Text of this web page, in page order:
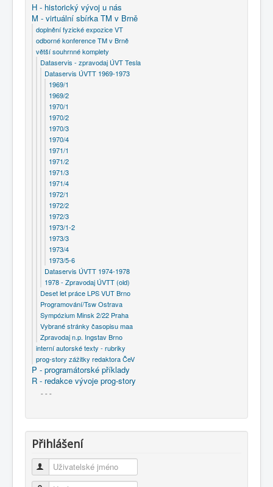
H - historický vývoj u nás
M - virtuální sbírka TM v Brně
doplnění fyzické expozice VT
odborné konference TM v Brně
větší souhrnné komplety
Dataservis - zpravodaj ÚVT Tesla
Dataservis ÚVTT 1969-1973
1969/1
1969/2
1970/1
1970/2
1970/3
1970/4
1971/1
1971/2
1971/3
1971/4
1972/1
1972/2
1972/3
1973/1-2
1973/3
1973/4
1973/5-6
Dataservis ÚVTT 1974-1978
1978 - Zpravodaj ÚVTT (old)
Deset let práce LPS VUT Brno
Programování/Tsw Ostrava
Sympózium Minsk 2/22 Praha
Vybrané stránky časopisu maa
Zpravodaj n.p. Ingstav Brno
interní autorské texty - rubriky
prog-story zážitky redaktora ČeV
P - programátorské příklady
R - redakce vývoje prog-story
- - -
Přihlášení
Uživatelské jméno